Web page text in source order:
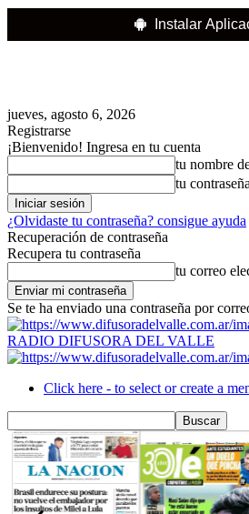
Instalar
jueves, agosto 6, 2026
Registrarse
¡Bienvenido! Ingresa en tu cuenta
tu nombre
tu contraseña
¿Olvidaste tu contraseña? consigue ayuda
Recuperación de contraseña
Recupera tu contraseña
tu correo
Se te ha enviado una contraseña por
RADIO DIFUSORA DEL VALLE
Click here - to select or create a